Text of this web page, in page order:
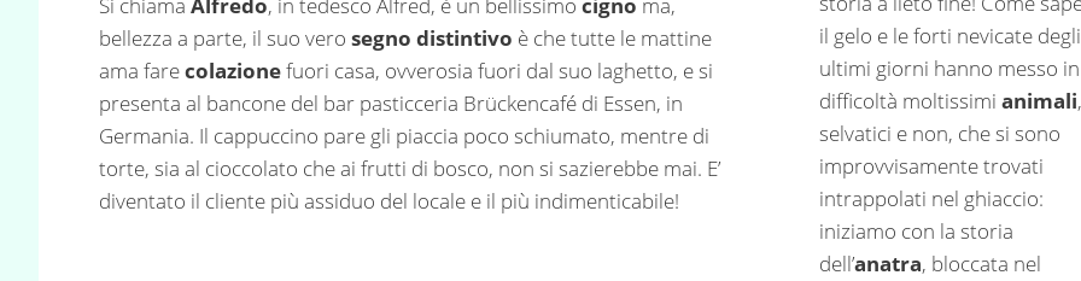
Si chiama Alfredo, in tedesco Alfred, è un bellissimo cigno ma,
bellezza a parte, il suo vero segno distintivo è che tutte le mattine
ama farecolazionefuori casa, ovverosia fuori dal suo laghetto, e si
presenta al bancone del bar pasticceria Brückencafé di Essen, in
Germania. Il cappuccino pare gli piaccia poco schiumato, mentre di
torte, sia al cioccolato che ai frutti di bosco, non si sazierebbe mai. E’
diventato il cliente più assiduo del locale e il più indimenticabile!
il gelo e le forti nevicate degli
ultimi giorni hanno messo in
difficoltà moltissimi animali,
selvatici e non, che si sono
improvvisamente trovati
intrappolati nel ghiaccio:
iniziamo con la storia
dell’anatra, bloccata nel